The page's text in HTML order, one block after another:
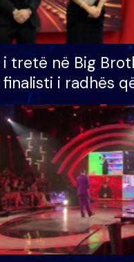
tretë në Big
i radhës